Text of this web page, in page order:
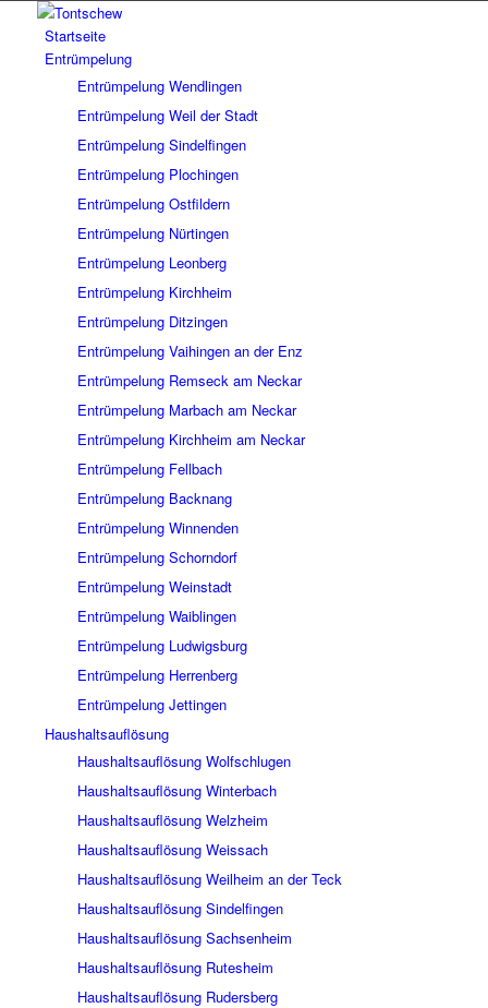
Startseite
Entrümpelung
Entrümpelung Wendlingen
Entrümpelung Weil der Stadt
Entrümpelung Sindelfingen
Entrümpelung Plochingen
Entrümpelung Ostfildern
Entrümpelung Nürtingen
Entrümpelung Leonberg
Entrümpelung Kirchheim
Entrümpelung Ditzingen
Entrümpelung Vaihingen an der Enz
Entrümpelung Remseck am Neckar
Entrümpelung Marbach am Neckar
Entrümpelung Kirchheim am Neckar
Entrümpelung Fellbach
Entrümpelung Backnang
Entrümpelung Winnenden
Entrümpelung Schorndorf
Entrümpelung Weinstadt
Entrümpelung Waiblingen
Entrümpelung Ludwigsburg
Entrümpelung Herrenberg
Entrümpelung Jettingen
Haushaltsauflösung
Haushaltsauflösung Wolfschlugen
Haushaltsauflösung Winterbach
Haushaltsauflösung Welzheim
Haushaltsauflösung Weissach
Haushaltsauflösung Weilheim an der Teck
Haushaltsauflösung Sindelfingen
Haushaltsauflösung Sachsenheim
Haushaltsauflösung Rutesheim
Haushaltsauflösung Rudersberg